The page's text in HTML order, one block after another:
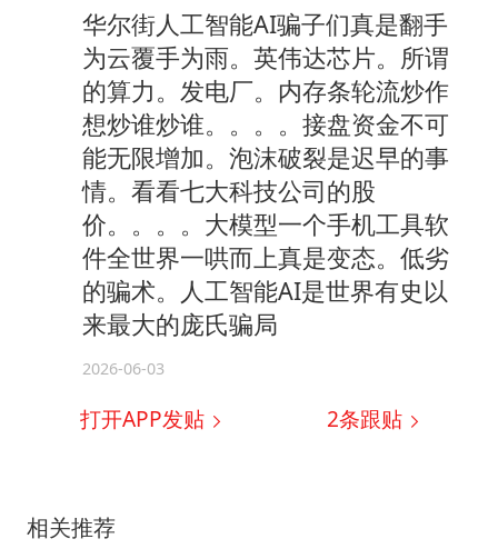
华尔街人工智能AI骗子们真是翻手
为云覆手为雨。英伟达芯片。所谓
的算力。发电厂。内存条轮流炒作
想炒谁炒谁。。。。接盘资金不可
能无限增加。泡沫破裂是迟早的事
情。看看七大科技公司的股
价。。。。大模型一个手机工具软
件全世界一哄而上真是变态。低劣
的骗术。人工智能AI是世界有史以
来最大的庞氏骗局
2026-06-03
打开APP发贴 2条跟贴
相关推荐